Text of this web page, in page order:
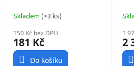
Skladem (>3 ks)
150 Kč bez DPH
181 Kč
Do košíku
1
2